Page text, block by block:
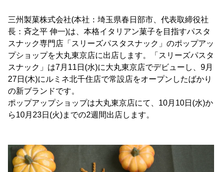
三州製菓株式会社(本社：埼玉県春日部市、代表取締役社
長：斉之平 伸一)は、本格イタリアン菓子を目指すパスタ
スナック専門店「スリーズパスタスナック」のポップアッ
プショップを大丸東京店に出店します。「スリーズパスタ
スナック」は7月11日(水)に大丸東京店でデビューし、9月
27日(木)にルミネ北千住店で常設店をオープンしたばかり
の新ブランドです。
ポップアップショップは大丸東京店にて、10月10日(水)か
ら10月23日(火)までの2週間出店します。